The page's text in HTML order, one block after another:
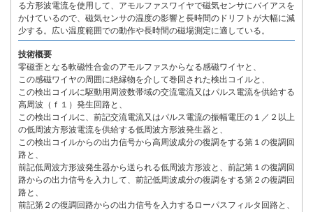
る方形波電流を使用して、アモルファスワイヤで磁気センサにバイアスを
かけているので、磁気センサの温度の影響と長時間のドリフトが大幅に減
少する。広い温度範囲での動作や長時間の磁場測定に適している。
技術概要
零磁歪となる軟磁性合金のアモルファスからなる感磁ワイヤと、
この感磁ワイヤの周囲に絶縁物を介して巻回された検出コイルと、
この検出コイルに駆動用周波数帯域の交流電流又はパルス電流を供給する
高周波（ｆ１）発生回路と、
この検出コイルに、前記交流電流又はパルス電流の振幅電圧の１／２以上
の低周波方形波電流を供給する低周波方形波発生器と、
この検出コイルからの出力信号から高周波成分の復調をする第１の復調回
路と、
前記低周波方形波発生器から送られる低周波方形波と、前記第１の復調回
路からの出力信号を入力して、前記低周波成分の復調をする第２の復調回
路と、
前記第２の復調回路からの出力信号を入力するローパスフィルタ回路と、